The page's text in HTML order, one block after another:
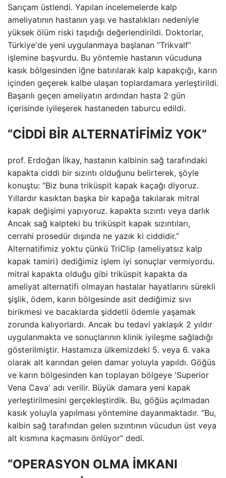
Sarıçam üstlendi. Yapılan incelemelerde kalp
ameliyatının hastanın yaşı ve hastalıkları nedeniyle
yüksek ölüm riski taşıdığı değerlendirildi. Doktorlar,
Türkiye'de yeni uygulanmaya başlanan “Trikvalf”
işlemine başvurdu. Bu yöntemle hastanın vücuduna
kasık bölgesinden iğne batırılarak kalp kapakçığı, karın
içinden geçerek kalbe ulaşan toplardamara yerleştirildi.
Başarılı geçen ameliyatın ardından hasta 2 gün
içerisinde iyileşerek hastaneden taburcu edildi.
“CİDDİ BİR ALTERNATİFİMİZ YOK”
prof. Erdoğan İlkay, hastanın kalbinin sağ tarafındaki
kapakta ciddi bir sızıntı olduğunu belirterek, şöyle
konuştu: “Biz buna triküspit kapak kaçağı diyoruz.
Yıllardır kasıktan başka bir kapağa takılarak mitral
kapak değişimi yapıyoruz. kapakta sızıntı veya darlık
Ancak sağ kalpteki bu triküspit kapak sızıntıları,
cerrahi prosedür dışında ne yazık ki ciddidir.”
Alternatifimiz yoktu çünkü TriClip (ameliyatsız kalp
kapak tamiri) dediğimiz işlem iyi sonuçlar vermiyordu.
mitral kapakta olduğu gibi triküspit kapakta da
ameliyat alternatifi olmayan hastalar hayatlarını sürekli
şişlik, ödem, karın bölgesinde asit dediğimiz sıvı
birikmesi ve bacaklarda şiddetli ödemle yaşamak
zorunda kalıyorlardı. Ancak bu tedavi yaklaşık 2 yıldır
uygulanmakta ve sonuçlarının klinik iyileşme sağladığı
gösterilmiştir. Hastamıza ülkemizdeki 5. veya 6. vaka
olarak alt karından gelen damar yoluyla yapıldı. Göğüs
ve karın bölgesinden kan toplayan bölgeye 'Superior
Vena Cava' adı verilir. Büyük damara yeni kapak
yerleştirilmesini gerçekleştirdik. Bu, göğüs açılmadan
kasık yoluyla yapılması yöntemine dayanmaktadır. “Bu,
kalbin sağ tarafından gelen sızıntının vücudun üst veya
alt kısmına kaçmasını önlüyor” dedi.
“OPERASYON OLMA İMKANI